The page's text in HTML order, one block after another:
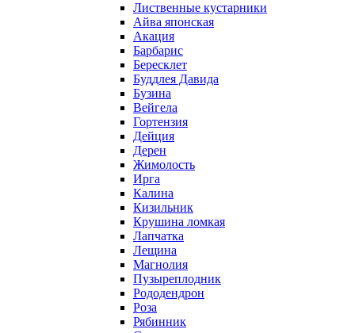
Лиственные кустарники
Айва японская
Акация
Барбарис
Бересклет
Буддлея Давида
Бузина
Вейгела
Гортензия
Дейция
Дерен
Жимолость
Ирга
Калина
Кизильник
Крушина ломкая
Лапчатка
Лещина
Магнолия
Пузыреплодник
Рододендрон
Роза
Рябинник